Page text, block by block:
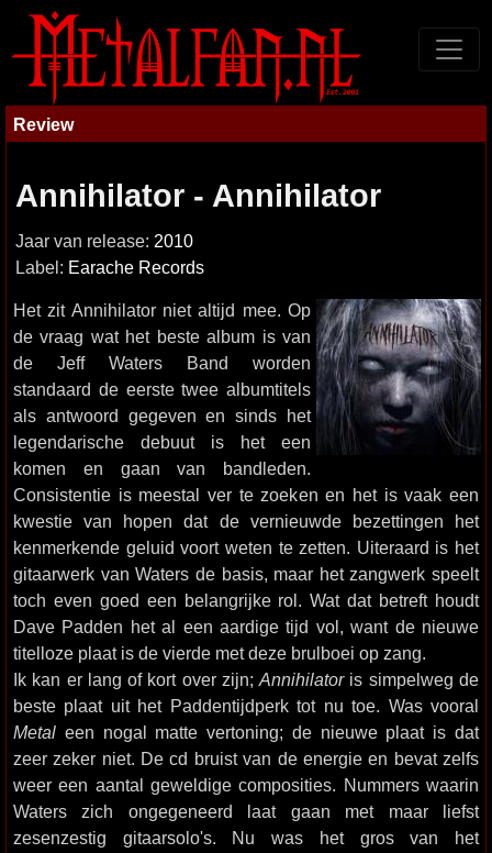
Review
Annihilator - Annihilator
Jaar van release: 2010
Label: Earache Records
Het zit Annihilator niet altijd mee. Op
de vraag wat het beste album is van
de Jeff Waters Band worden
standaard de eerste twee albumtitels
als antwoord gegeven en sinds het
legendarische debuut is het een
komen en gaan van bandleden.
Consistentie is meestal ver te zoeken en het is vaak een
kwestie van hopen dat de vernieuwde bezettingen het
kenmerkende geluid voort weten te zetten. Uiteraard is het
gitaarwerk van Waters de basis, maar het zangwerk speelt
toch even goed een belangrijke rol. Wat dat betreft houdt
Dave Padden het al een aardige tijd vol, want de nieuwe
titelloze plaat is de vierde met deze brulboei op zang.
Ik kan er lang of kort over zijn;Annihilatoris simpelweg de
beste plaat uit het Paddentijdperk tot nu toe. Was vooral
Metal een nogal matte vertoning; de nieuwe plaat is dat
zeer zeker niet. De cd bruist van de energie en bevat zelfs
weer een aantal geweldige composities. Nummers waarin
Waters zich ongegeneerd laat gaan met maar liefst
zesenzestig gitaarsolo's. Nu was het gros van het